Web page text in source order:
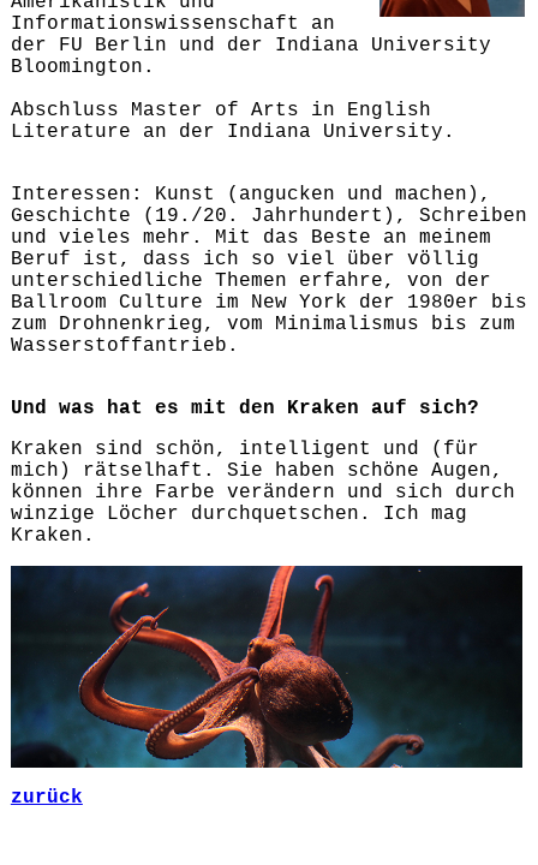
Informationswissenschaft an
der FU Berlin und der Indiana University
Bloomington.
Abschluss Master of Arts in English
Literature an der Indiana University.
Interessen: Kunst (angucken und machen),
Geschichte (19./20. Jahrhundert), Schreiben
und vieles mehr. Mit das Beste an meinem
Beruf ist, dass ich so viel über völlig
unterschiedliche Themen erfahre, von der
Ballroom Culture im New York der 1980er bis
zum Drohnenkrieg, vom Minimalismus bis zum
Wasserstoffantrieb.
Und was hat es mit den Kraken auf sich?
Kraken sind schön, intelligent und (für
mich) rätselhaft. Sie haben schöne Augen,
können ihre Farbe verändern und sich durch
winzige Löcher durchquetschen. Ich mag
Kraken.
zurück